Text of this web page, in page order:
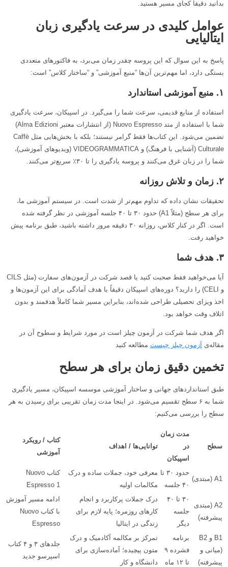
بدانید دقیقاً کجای مسیر هستید.
عوامل کلیدی در سرعت یادگیری زبان
ایتالیایی
پاسخ به این سوال که این پروسه چقدر زمان می‌برد، به فاکتورهای متعددی
بستگی دارد، اما مهم‌ترین آن‌ها “منبع آموزشی” و “ساختار کلاس” است:
۱. منبع آموزشی استاندارد
استفاده از منابع قدیمی، سرعت شما را می‌گیرد. در اسپیکان، سرعت یادگیری
شما با استفاده از متد Nuovo Espresso (از انتشارات معتبر Alma Edizioni)
تضمین می‌شود. این کتاب‌ها فقط گرامر نیستند؛ بلکه با بخش‌هایی مثل Caffè
Culturale (آشنایی با فرهنگ) و VIDEOGRAMMATICA (ویدیوهای آموزشی)،
شما را در زبان غرق می‌کنند و پروسه یادگیری را تا ۳۰٪ سریع‌تر می‌کنند.
۲. زمان و تلاش روزانه
تحقیقات نشان داده که تداوم مهم‌تر از شدت است. در سیستم آموزشی ما،
برای هر سطح (مثلاً A1) حدود ۳۰ تا ۴۰ جلسه آموزشی در نظر گرفته شده
است. اگر در کنار کلاس، روزانه ۳۰ دقیقه مرور داشته باشید، طبق برنامه پیش
خواهید رفت.
۳. هدف شما
آیا می‌خواهید فقط صحبت کنید یا قصد شرکت در آزمون‌های سفارت (مثل CILS
و CELI) را دارید؟ دوره‌های اسپیکان دقیقاً با هدف آمادگی برای این آزمون‌ها و
اخذ ویزای تحصیلی طراحی شده‌اند، بنابراین مسیر شما کاملاً هدفمند و بدون
اتلاف وقت خواهد بود.
اگر هدف شما شرکت در آزمون چیلز است در مورد شرایط و سطوح آن در
مقاله‌ی آزمون چیلز چیست مطالعه کنید
تخمین دقیق زمان برای هر سطح
طبق استانداردهای جهانی و ساختار آموزشی موسسه اسپیکان، مسیر یادگیری
شما به ۶ سطح تقسیم می‌شود. در اینجا مدت زمان تقریبی برای رسیدن به هر
سطح را بررسی می‌کنیم:
سطح
مدت زمان
در
اسپیکان
توانایی‌ها / اهداف
کتاب / رویکرد
آموزشی
A1 (مبتدی)
حدود ۳۰ تا
۴۰ جلسه
معرفی خود، جملات ساده و درک
مکالمات اولیه
کتاب Nuovo
Espresso 1
A2 (مبتدی
پیشرفته)
۳۰ تا ۴۰
جلسه
دیگر
درک جملات پرکاربرد و انجام
کارهای روزمره؛ پایه لازم برای
زندگی در ایتالیا
ادامه مسیر آموزش
با کتاب Nuovo
Espresso
B1 و B2
(میانی و
پیشرفته)
برنامه
فشرده ۹
تا ۱۲ ماه
تمرکز بر مکالمه آکادمیک و درک
متون پیچیده؛ آماده‌سازی برای
دانشگاه و کار
جلدهای ۳ و ۴ کتاب
اسپرسو جدید